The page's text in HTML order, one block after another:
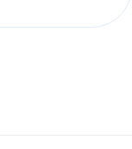
and inflation